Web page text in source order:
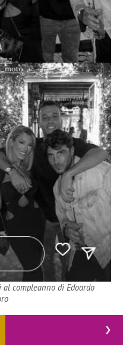
compleanno di Edoardo
se effettivamente tra